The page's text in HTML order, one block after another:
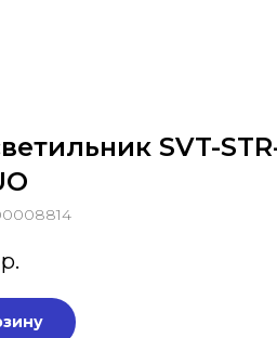
SVT-
р.